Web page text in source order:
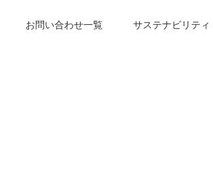
お問い合わせ一覧 サステナビリティ